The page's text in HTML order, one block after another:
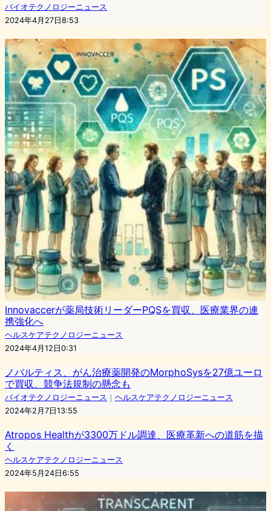
バイオテクノロジーニュース
2024年4月27日8:53
Innovaccerが薬局技術リーダーPQSを買収、医療業界の連
携強化へ
ヘルスケアテクノロジーニュース
2024年4月12日0:31
ノバルティス、がん治療薬開発のMorphoSysを27億ユーロ
で買収、競争法規制の懸念も
バイオテクノロジーニュース ｜ ヘルスケアテクノロジーニュース
2024年2月7日13:55
Atropos Healthが3300万ドル調達、医療革新への道筋を描
く
ヘルスケアテクノロジーニュース
2024年5月24日6:55